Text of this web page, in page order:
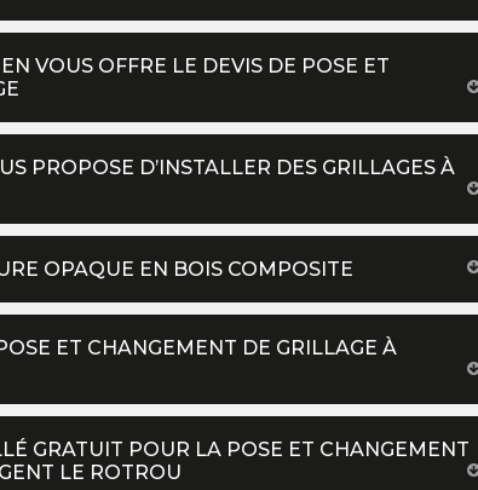
VOUS OFFRE LE DEVIS DE POSE ET
PROPOSE D’INSTALLER DES GRILLAGES À
OPAQUE EN BOIS COMPOSITE
ET CHANGEMENT DE GRILLAGE À
GRATUIT POUR LA POSE ET CHANGEMENT
LE ROTROU